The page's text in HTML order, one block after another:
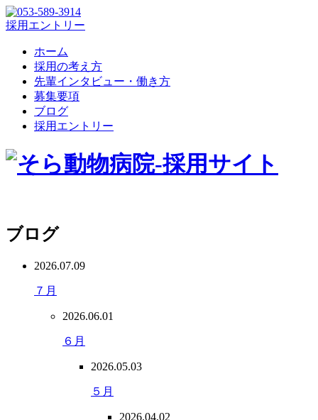
採用エントリー
ホーム
採用の考え方
先輩インタビュー・働き方
募集要項
ブログ
採用エントリー
ブログ
2026.07.09
７月
2026.06.01
６月
2026.05.03
５月
2026.04.02